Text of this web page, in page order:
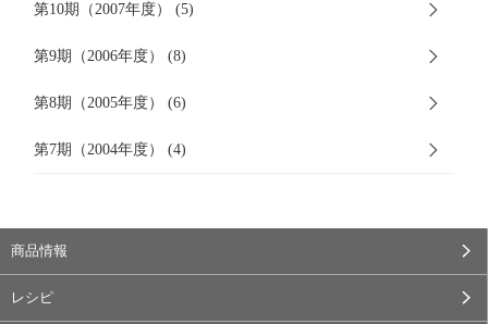
第10期（2007年度） (5)
第9期（2006年度） (8)
第8期（2005年度） (6)
第7期（2004年度） (4)
商品情報
レシピ